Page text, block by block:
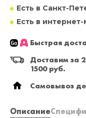
Есть в Санкт-
Есть в
Быстрая
Доставим за
1500 руб.
Самовывоз
Описание